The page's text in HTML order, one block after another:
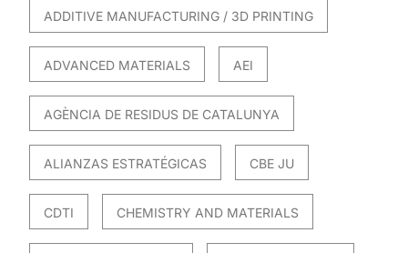
ADDITIVE MANUFACTURING / 3D PRINTING
ADVANCED MATERIALS AEI
AGÈNCIA DE RESIDUS DE CATALUNYA
ALIANZAS ESTRATÉGICAS CBE JU
CDTI CHEMISTRY AND MATERIALS